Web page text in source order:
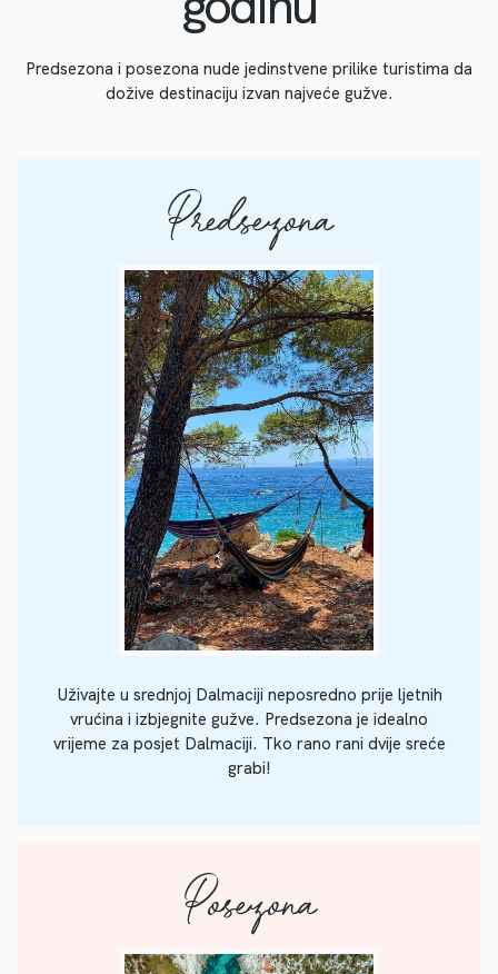
Predsezona i posezona nude jedinstvene prilike turistima da
dožive destinaciju izvan najveće gužve.
Predsezona
Uživajte u srednjoj Dalmaciji neposredno prije ljetnih
vrućina i izbjegnite gužve. Predsezona je idealno
vrijeme za posjet Dalmaciji. Tko rano rani dvije sreće
grabi!
Posezona